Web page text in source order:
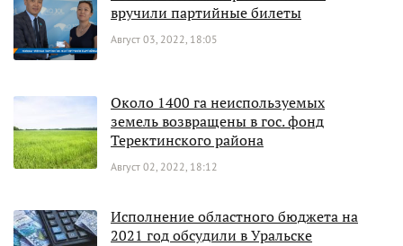
вручили партийные билеты
Август 03, 2022, 18:05
Около 1400 га неиспользуемых
земель возвращены в гос. фонд
Теректинского района
Август 02, 2022, 18:12
Исполнение областного бюджета на
2021 год обсудили в Уральске